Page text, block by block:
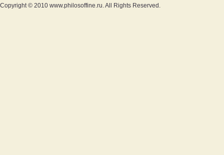
Copyright © 2010 www.philosoffine.ru. All Rights Reserved.